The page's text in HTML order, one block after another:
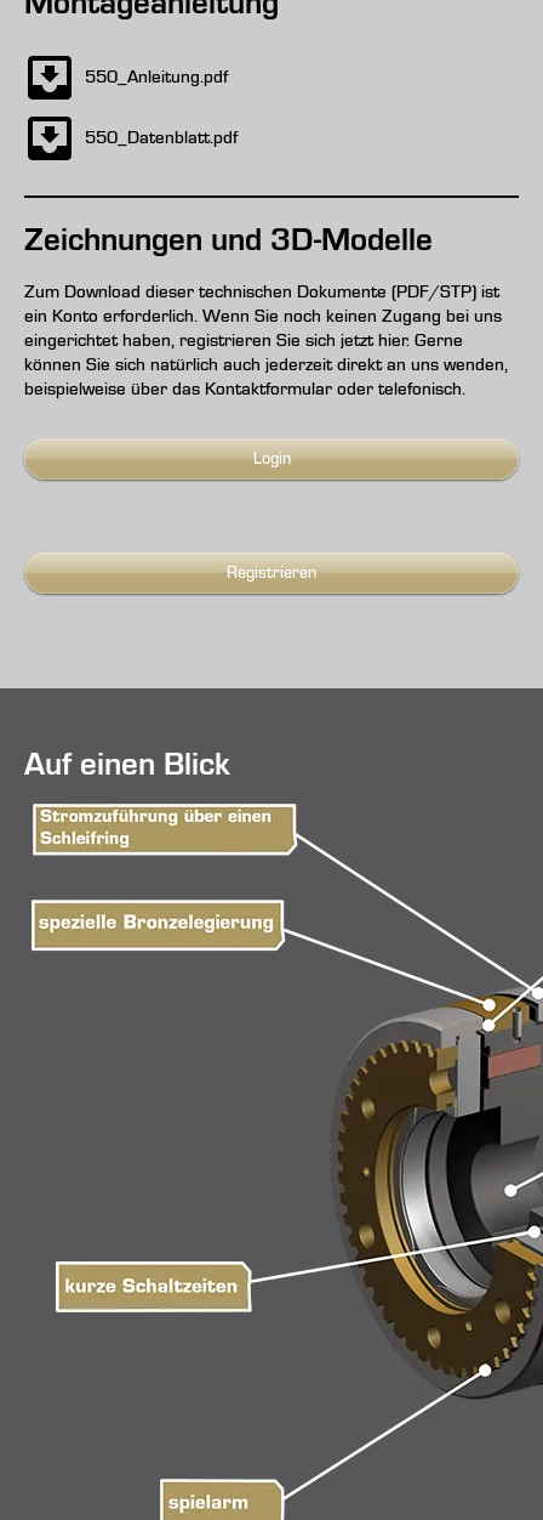
550_Anleitung.pdf
550_Datenblatt.pdf
Zeichnungen und 3D-Modelle
Zum Download dieser technischen Dokumente (PDF/STP) ist
ein Konto erforderlich. Wenn Sie noch keinen Zugang bei uns
eingerichtet haben, registrieren Sie sich jetzt hier. Gerne
können Sie sich natürlich auch jederzeit direkt an uns wenden,
beispielweise über das Kontaktformular oder telefonisch.
Login
Registrieren
Auf einen Blick